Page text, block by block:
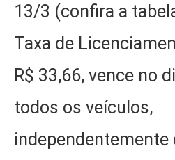
13/3 (confira a
Taxa de
R$ 33,66, vence no
todos os veículos,
independentemente